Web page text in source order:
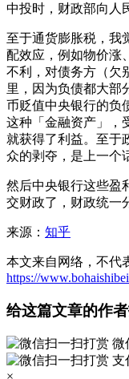
中投时，财政部向人
至于通货膨胀税，我
配效应，例如物价涨
不利，对债务方（欠
里，因为负债都大部
币贬值中央银行的负
这种「金融资产」，
就获得了利益。至于
众的剥夺，是上一个
然后中央银行这些盈
交财政了，财政统一
来源： 知乎
本文来自网络，不代
https://
给这篇文章的作
微
支